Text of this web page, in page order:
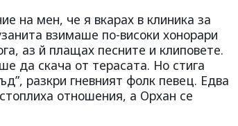
на мен, че я вкарах в клиника за
взимаше по-високи хонорари
аз й плащах песните и клиповете.
да скача от терасата. Но стига
разкри гневният фолк певец. Едва
отношения, а Орхан се